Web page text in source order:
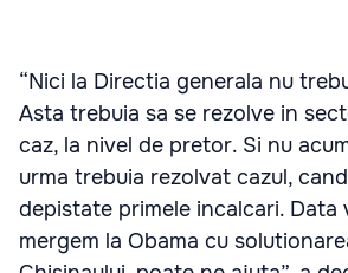
“Nici la Directia generala nu
Asta trebuia sa se rezolve in
caz, la nivel de pretor. Si nu
urma trebuia rezolvat cazul,
depistate primele incalcari. Data
mergem la Obama cu